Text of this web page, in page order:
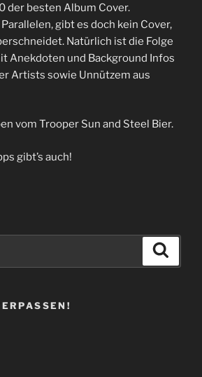
der besten Album Cover.
gibt es doch kein Cover,
Natürlich ist die Folge
Anekdoten und Background Infos
Artists sowie Unnützem aus
vom Trooper Sun and Steel Bier.
gibt’s auch!